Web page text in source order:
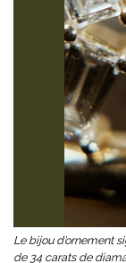
Le bijou d’ornement
de 34 carats de